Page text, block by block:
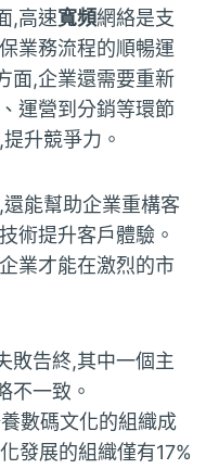
,高速寬頻網絡是支
業務流程的順暢運
面,企業還需要重新
運營到分銷等環節
升競爭力。
能幫助企業重構客
術提升客戶體驗。
業才能在激烈的市
敗告終,其中一個主
不一致。
數碼文化的組織成
發展的組織僅有17%